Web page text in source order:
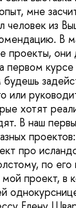
мне
человек из
В
проекты,
первом
или
хотят
В наш
про
по его
проект, в